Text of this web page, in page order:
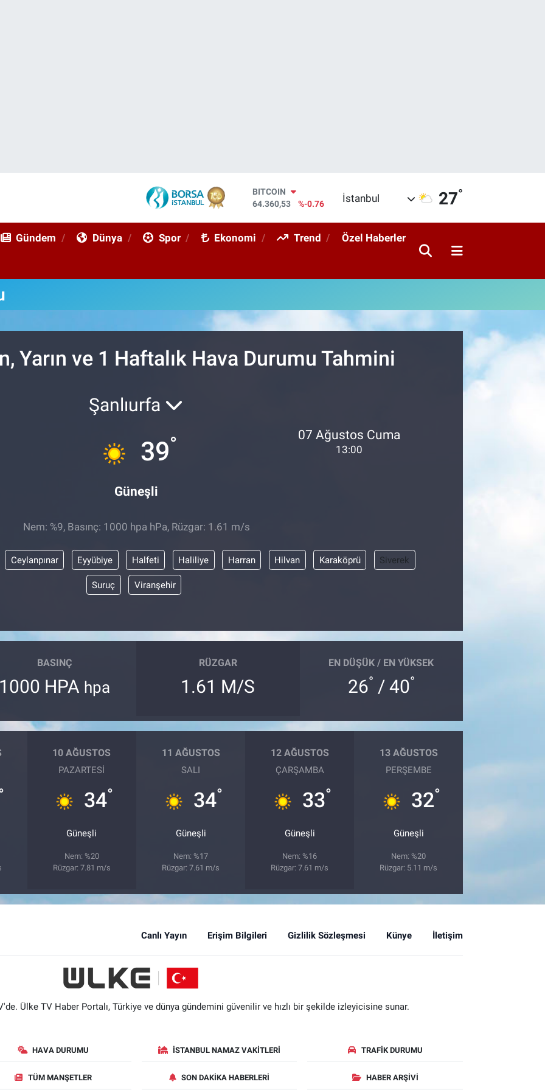
BITCOIN
64.360,53
%-0.76
EURO
BİST100
13.887
İstanbul 27°
Gündem Dünya Spor Ekonomi Trend Özel Haberler
Yarın ve 1 Haftalık Hava Durumu Tahmini
Şanlıurfa
39°
Güneşli
07 Ağustos Cuma
13:00
Nem: %9, Basınç: 1000 hpa hPa, Rüzgar: 1.61 m/s
Ceylanpınar Eyyübiye Halfeti Haliliye Harran Hilvan Karaköprü Siverek
Suruç Viranşehir
BASINÇ
1000 HPA hpa
RÜZGAR
1.61 M/S
EN DÜŞÜK / EN YÜKSEK
26° / 40°
10 AĞUSTOS
PAZARTESI
34°
Güneşli
Nem: %20
Rüzgar: 7.81 m/s
11 AĞUSTOS
SALI
34°
Güneşli
Nem: %17
Rüzgar: 7.61 m/s
12 AĞUSTOS
ÇARŞAMBA
33°
Güneşli
Nem: %16
Rüzgar: 7.61 m/s
13 AĞUSTOS
PERŞEMBE
32°
Güneşli
Nem: %20
Rüzgar: 5.11 m/s
Canlı Yayın Erişim Bilgileri Gizlilik Sözleşmesi Künye İletişim
Ülke TV Haber Portalı, Türkiye ve dünya gündemini güvenilir ve hızlı bir şekilde izleyicisine sunar.
HAVA DURUMU İSTANBUL NAMAZ VAKITLERI TRAFIK DURUMU
TÜM MANŞETLER SON DAKIKA HABERLERI HABER ARŞIVI